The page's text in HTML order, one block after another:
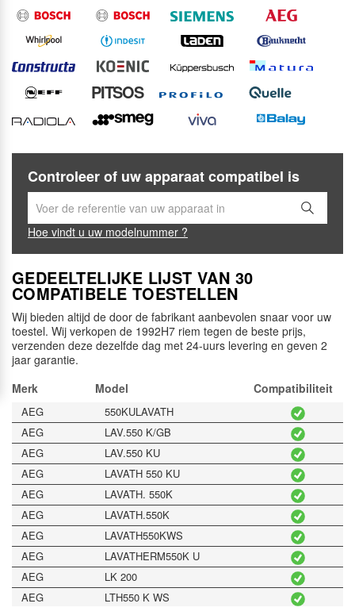
PITSOS
Controleer of uw apparaat compatibel is
Hoe vindt u uw modelnummer ?
GEDEELTELIJKE LIJST VAN 30
COMPATIBELE TOESTELLEN
Wij bieden altijd de door de fabrikant aanbevolen snaar voor uw
toestel. Wij verkopen de 1992H7 riem tegen de beste prijs,
verzenden deze dezelfde dag met 24-uurs levering en geven 2
jaar garantie.
Merk
Model Compatibiliteit
AEG
550KULAVATH
AEG
LAV.550 K/GB
AEG
LAV.550 KU
AEG
LAVATH 550 KU
AEG
LAVATH. 550K
AEG
LAVATH.550K
AEG
LAVATH550KWS
AEG
LAVATHERM550K U
AEG
LK 200
AEG
LTH550 K WS